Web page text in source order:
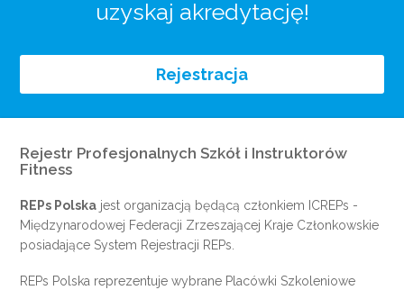
uzyskaj akredytację!
Rejestracja
Rejestr Profesjonalnych Szkół i Instruktorów
Fitness
REPs Polska jest organizacją będącą członkiem ICREPs -
Międzynarodowej Federacji Zrzeszającej Kraje Członkowskie
posiadające System Rejestracji REPs.
REPs Polska reprezentuje wybrane Placówki Szkoleniowe